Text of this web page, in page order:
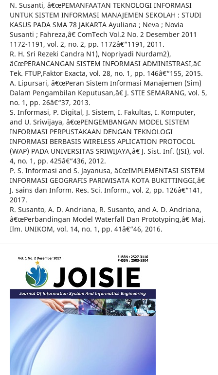
N. Susanti, â€œPEMANFAATAN TEKNOLOGI INFORMASI
UNTUK SISTEM INFORMASI MANAJEMEN SEKOLAH : STUDI
KASUS PADA SMA 78 JAKARTA Ayuliana ; Neva ; Novia
Susanti ; Fahreza,â€ ComTech Vol.2 No. 2 Desember 2011
1172-1191, vol. 2, no. 2, pp. 1172â€“1191, 2011.
R. H. Sri Rezeki Candra N1), Nopriyadi Nurdam2),
â€œPERANCANGAN SISTEM INFORMASI ADMINISTRASI,â€
Tek. FTUP,Faktor Exacta, vol. 28, no. 1, pp. 146â€“155, 2015.
A. Lipursari, â€œPeran Sistem Informasi Manajemen (Sim)
Dalam Pengambilan Keputusan,â€ J. STIE SEMARANG, vol. 5,
no. 1, pp. 26â€“37, 2013.
S. Informasi, P. Digital, J. Sistem, I. Fakultas, I. Komputer,
and U. Sriwijaya, â€œPENGEMBANGAN MODEL SISTEM
INFORMASI PERPUSTAKAAN DENGAN TEKNOLOGI
INFORMASI BERBASIS WIRELESS APLICATION PROTOCOL
(WAP) PADA UNIVERSITAS SRIWIJAYA,â€ J. Sist. Inf. (JSI), vol.
4, no. 1, pp. 425â€“436, 2012.
P. S. Informasi and S. Jayanusa, â€œIMPLEMENTASI SISTEM
INFORMASI GEOGRAFIS PARIWISATA KOTA BUKITTINGGI,â€
J. sains dan Inform. Res. Sci. Inform., vol. 2, pp. 126â€“141,
2017.
R. Susanto, A. D. Andriana, R. Susanto, and A. D. Andriana,
â€œPerbandingan Model Waterfall Dan Prototyping,â€ Maj.
Ilm. UNIKOM, vol. 14, no. 1, pp. 41â€“46, 2016.